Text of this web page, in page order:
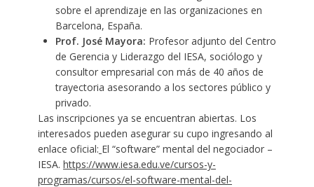
sobre el aprendizaje en las organizaciones en
Barcelona, España.
Prof. José Mayora: Profesor adjunto del Centro
de Gerencia y Liderazgo del IESA, sociólogo y
consultor empresarial con más de 40 años de
trayectoria asesorando a los sectores público y
privado.
Las inscripciones ya se encuentran abiertas. Los
interesados pueden asegurar su cupo ingresando al
enlace oficial: El “software” mental del negociador –
IESA. https://www.iesa.edu.ve/cursos-y-
programas/cursos/el-software-mental-del-